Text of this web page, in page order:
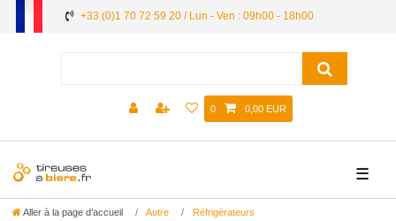
+33 (0)1 70 72 59 20 / Lun - Ven : 09h00 - 18h00
0 0,00 EUR
☰
Aller à la page d’accueil Autre
Réfrigérateurs